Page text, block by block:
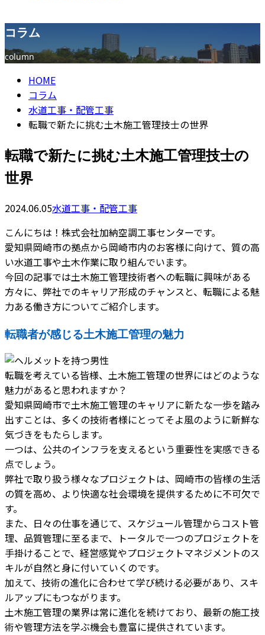
ENTRY
CONTACT
コラム
column
HOME
コラム
水道工事・配管工事
転職で新たに挑む土木施工管理技士の世界
転職で新たに挑む土木施工管理技士の
世界
2024.06.05水道工事・配管工事
こんにちは！株式会社加納空調工事センターです。
愛知県岡崎市の拠点から岡崎市内のお客様に向けて、質の高
い水道工事や土木作業に取り組んでいます。
今回の記事では土木施工管理技術者への転職に興味がある
方々に、弊社でのキャリア形成のチャンスと、転職による魅
力ある働き方についてご紹介します。
転職者が感じる土木施工管理の魅力
転職を考えている皆様、土木施工管理の世界にはどのような
魅力があると思われますか？
愛知県岡崎市で土木施工管理のキャリアに新たな一歩を踏み
出すことは、多くの技術者様にとってそよ風のように新鮮な
気づきをもたらします。
一つは、公共のインフラを支えるという重要性を実感できる
点でしょう。
弊社で取り扱う様々なプロジェクトは、岡崎市の皆様の生活
の質を高め、より快適な社会環境を提供するために不可欠で
す。
また、日々の仕事を通じて、スケジュール管理からコスト管
理、品質管理に至るまで、トータルで一つのプロジェクトを
手掛けることで、経営感覚やプロジェクトマネジメントのス
キルが自然と身に付いていくのです。
加えて、技術の進化に合わせて学び続ける必要があり、スキ
ルアップにもつながります。
土木施工管理の業界は常に進化を続けており、最新の施工技
術や管理方法を学ぶ機会も豊富に提供されています。